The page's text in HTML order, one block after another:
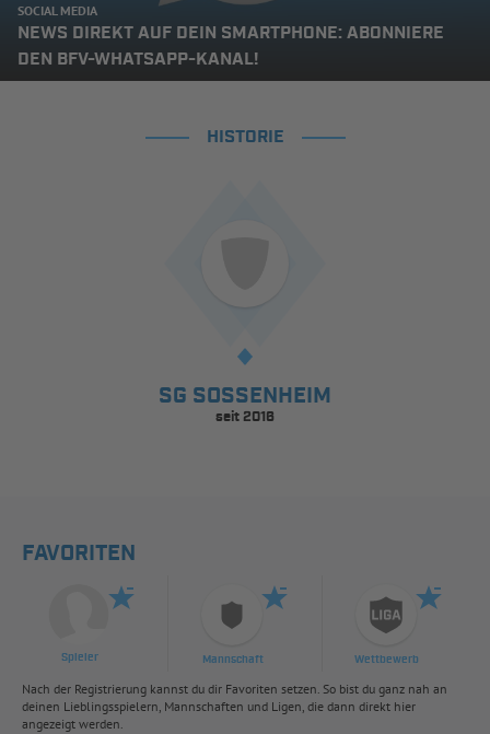
SOCIAL MEDIA
NEWS DIREKT AUF DEIN SMARTPHONE: ABONNIERE
DEN BFV-WHATSAPP-KANAL!
HISTORIE
SG SOSSENHEIM
seit 2016
FAVORITEN
Spieler Mannschaft Wettbewerb
Nach der Registrierung kannst du dir Favoriten setzen. So bist du ganz nah an
deinen Lieblingsspielern, Mannschaften und Ligen, die dann direkt hier
angezeigt werden.